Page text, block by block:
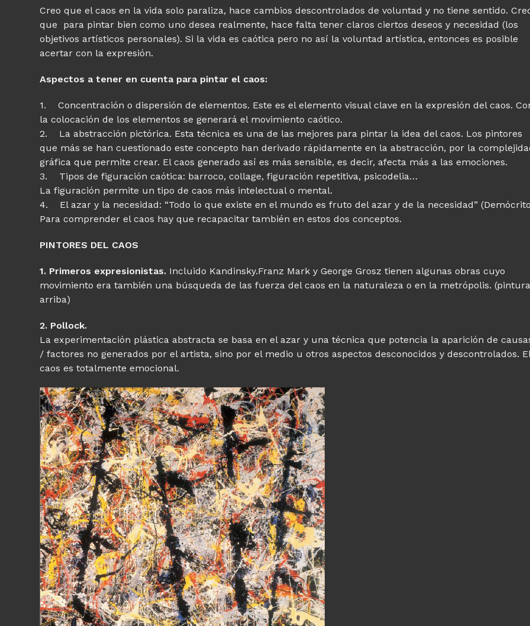
Creo que el caos en la vida solo paraliza, hace cambios descontrolados de voluntad y no tiene sentido.
que para pintar bien como uno desea realmente, hace falta tener claros ciertos deseos y necesidad (los
objetivos artísticos personales). Si la vida es caótica pero no así la voluntad artística, entonces es posible
acertar con la expresión.
Aspectos a tener en cuenta para pintar el caos:
1. Concentración o dispersión de elementos. Este es el elemento visual clave en la expresión del caos.
la colocación de los elementos se generará el movimiento caótico.
2. La abstracción pictórica. Esta técnica es una de las mejores para pintar la idea del caos. Los pintores
que más se han cuestionado este concepto han derivado rápidamente en la abstracción, por la
gráfica que permite crear. El caos generado así es más sensible, es decir, afecta más a las emociones.
3. Tipos de figuración caótica: barroco, collage, figuración repetitiva, psicodelia…
La figuración permite un tipo de caos más intelectual o mental.
4. El azar y la necesidad: “Todo lo que existe en el mundo es fruto del azar y de la necesidad”
Para comprender el caos hay que recapacitar también en estos dos conceptos.
PINTORES DEL CAOS
1. Primeros expresionistas. Incluido Kandinsky.Franz Mark y George Grosz tienen algunas obras cuyo
movimiento era también una búsqueda de las fuerza del caos en la naturaleza o en la metrópolis.
arriba)
2. Pollock.
La experimentación plástica abstracta se basa en el azar y una técnica que potencia la aparición de
/ factores no generados por el artista, sino por el medio u otros aspectos desconocidos y descontrolados.
caos es totalmente emocional.